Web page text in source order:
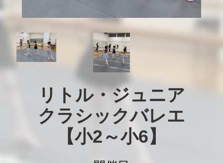
リトル・ジュニア
クラシックバレエ
【小2～小6】